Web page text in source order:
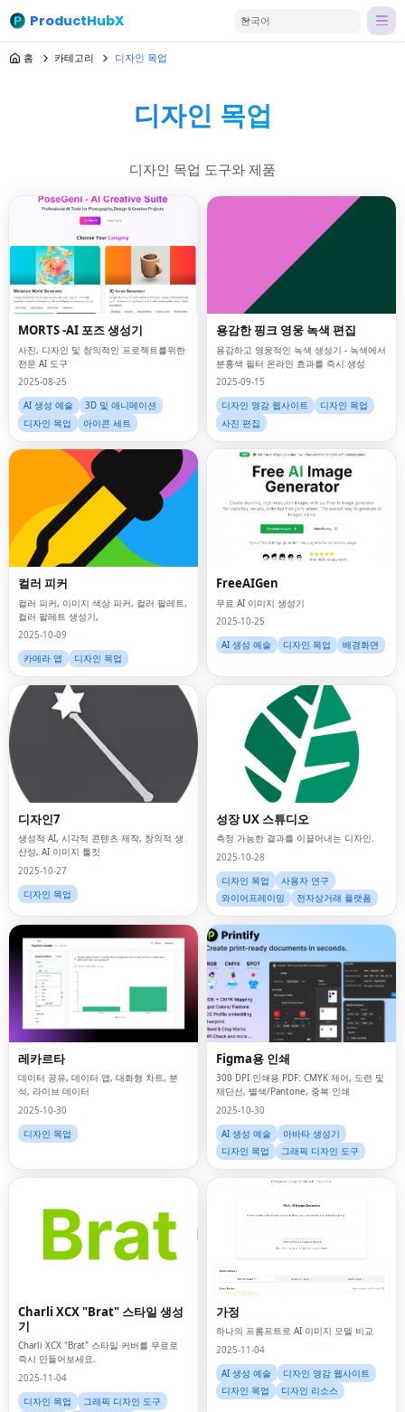
ProductHubX 한국어
홈 카테고리 디자인 목업
디자인 목업
디자인 목업 도구와 제품
MORTS -AI 포즈 생성기
사진, 디자인 및 창의적인 프로젝트를위한
전문 AI 도구
2025-08-25
AI 생성 예술
3D 및 애니메이션
디자인 목업
아이콘 세트
용감한 핑크 영웅 녹색 편집
용감하고 영웅적인 녹색 생성기 - 녹색에서
분홍색 필터 온라인 효과를 즉시 생성
2025-09-15
디자인 영감 웹사이트
디자인 목업
사진 편집
컬러 피커
컬러 피커, 이미지 색상 피커, 컬러 팔레트,
컬러 팔레트 생성기,
2025-10-09
카메라 앱
디자인 목업
FreeAIGen
무료 AI 이미지 생성기
2025-10-25
AI 생성 예술
디자인 목업 배경화면
디자인7
생성적 AI, 시각적 콘텐츠 제작, 창의적 생
산성, AI 이미지 툴킷
2025-10-27
디자인 목업
성장 UX 스튜디오
측정 가능한 결과를 이끌어내는 디자인.
2025-10-28
디자인 목업
사용자 연구
와이어프레이밍
전자상거래 플랫폼
레카르타
데이터 공유, 데이터 앱, 대화형 차트, 분
석, 라이브 데이터
2025-10-30
디자인 목업
Figma용 인쇄
300 DPI 인쇄용 PDF: CMYK 제어, 도련 및
재단선, 별색/Pantone, 중복 인쇄
2025-10-30
AI 생성 예술
아바타 생성기
디자인 목업
그래픽 디자인 도구
Charli XCX "Brat" 스타일 생성
기
Charli XCX "Brat" 스타일 커버를 무료로
즉시 만들어보세요.
2025-11-04
디자인 목업
그래픽 디자인 도구
가정
하나의 프롬프트로 AI 이미지 모델 비교
2025-11-04
AI 생성 예술
디자인 영감 웹사이트
디자인 목업
디자인 리소스